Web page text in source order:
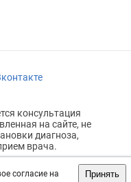
согласие на
Принять
консультация
на сайте, не
диагноза,
врача.